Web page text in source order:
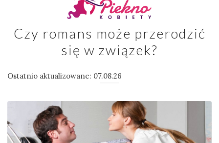
Czy romans może przerodzić
się w związek?
Ostatnio aktualizowane: 07.08.26